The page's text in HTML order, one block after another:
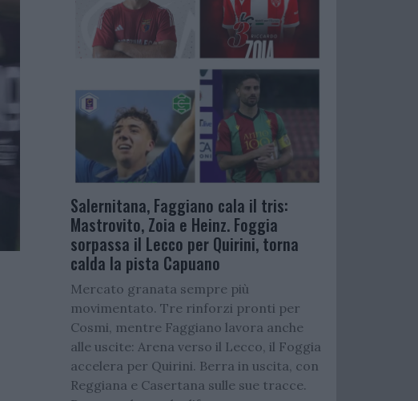
Salernitana, Faggiano cala il tris:
Mastrovito, Zoia e Heinz. Foggia
sorpassa il Lecco per Quirini, torna
calda la pista Capuano
Mercato granata sempre più
movimentato. Tre rinforzi pronti per
Cosmi, mentre Faggiano lavora anche
alle uscite: Arena verso il Lecco, il Foggia
accelera per Quirini. Berra in uscita, con
Reggiana e Casertana sulle sue tracce.